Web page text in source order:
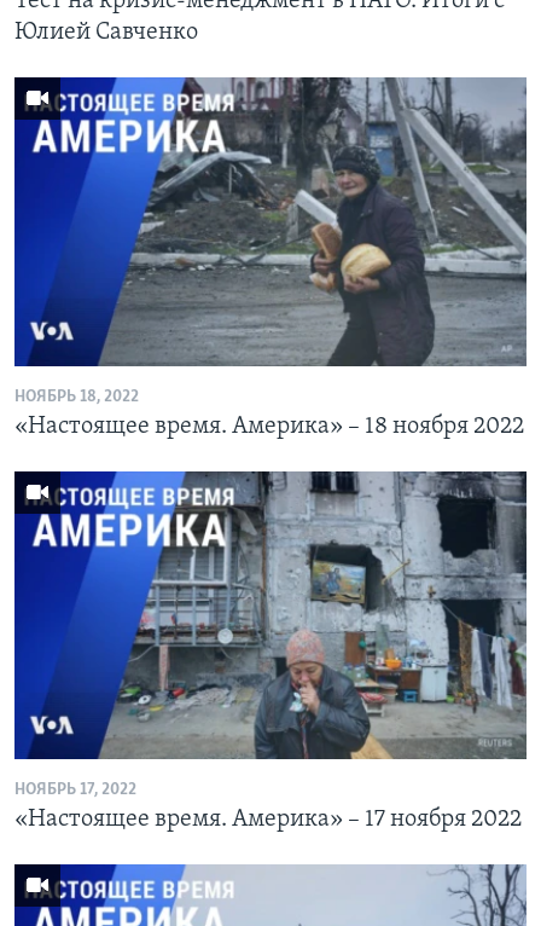
Юлией Савченко
НОЯБРЬ 18, 2022
«Настоящее время. Америка» – 18 ноября 2022
НОЯБРЬ 17, 2022
«Настоящее время. Америка» – 17 ноября 2022